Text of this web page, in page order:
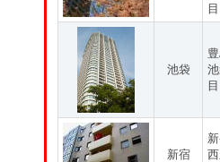
目
池袋
目
新宿